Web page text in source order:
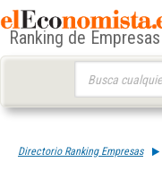
Ranking de Empresas
Directorio Ranking Empresas